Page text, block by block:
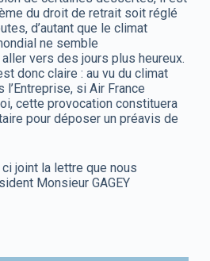
du droit de retrait soit réglé
d’autant que le climat
ne semble
vers des jours plus heureux.
donc claire : au vu du climat
si Air France
cette provocation constituera
pour déposer un préavis de
joint la lettre que nous
Monsieur GAGEY